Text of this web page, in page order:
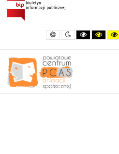
„Letni
deszcz”
ie
Powiatowe
Centrum
Animacji
Domyślny
kontrast
Kontrast
nocny
Kontrast
czerni
bieli